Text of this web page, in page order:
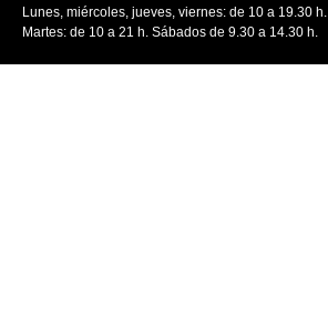
Lunes, miércoles, jueves, viernes: de 10 a 19.30 h.
Martes: de 10 a 21 h. Sábados de 9.30 a 14.30 h.